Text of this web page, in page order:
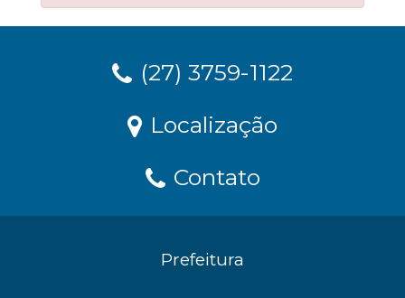
(27) 3759-1122
Localização
Contato
Prefeitura